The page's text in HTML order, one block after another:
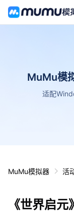
MuMu模
适配
MuMu模拟器 活
《世界启